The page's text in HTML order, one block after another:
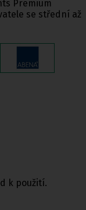
Premium
se střední až
k použití.